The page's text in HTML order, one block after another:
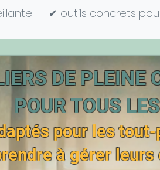
| ✔ outils concrets
DE PLEINE
POUR TOUS
pour les
à gérer